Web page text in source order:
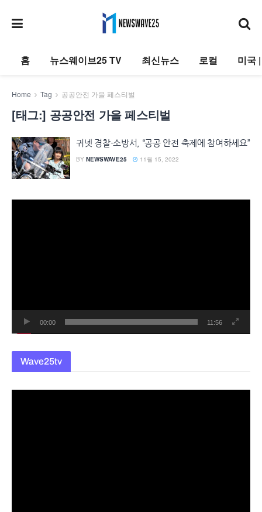
홈 뉴스웨이브25 TV 최신뉴스 로컬 미국
Home Tag 공공안전 가을 페스티벌
[태그:] 공공안전 가을 페스티벌
귀넷 경찰-소방서, “공공 안전 축제에 참여하세요”
BY NEWSWAVE25 11월 15, 2022
00:00 11:56
Wave25tv